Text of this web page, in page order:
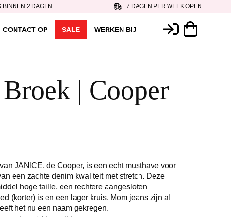
BINNEN 2 DAGEN 7 DAGEN PER WEEK OPEN
CONTACT OP SALE WERKEN BIJ
| Cooper
JANICE, de Cooper, is een echt musthave voor
een zachte denim kwaliteit met stretch. Deze
hoge taille, een rechtere aangesloten
(korter) is en een lager kruis. Mom jeans zijn al
het nu een naam gekregen.